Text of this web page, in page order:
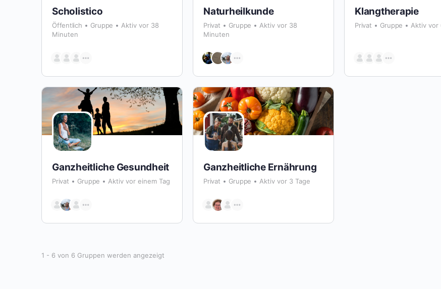
Scholistico
Öffentlich Gruppe
Aktiv vor 38
Minuten
Naturheilkunde
Privat Gruppe
Aktiv vor 38
Minuten
Klangtherapie
Privat Gruppe Aktiv vor
Ganzheitliche Gesundheit
Privat Gruppe Aktiv vor einem Tag
Ganzheitliche Ernährung
Privat Gruppe Aktiv vor 3 Tage
1 - 6 von 6 Gruppen werden angezeigt